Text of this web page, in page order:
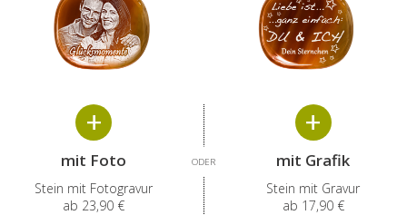
ODER
mit Foto
Stein mit Fotogravur
ab 23,90 €
mit Grafik
Stein mit Gravur
ab 17,90 €